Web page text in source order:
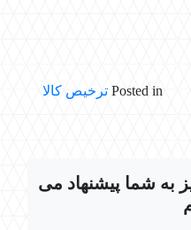
Posted in ترخیص کالا
به شما پیشنهاد می